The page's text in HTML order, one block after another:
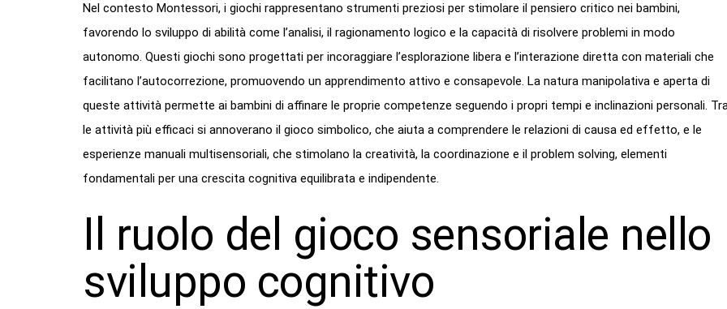
Nel contesto Montessori, i giochi rappresentano strumenti preziosi per stimolare il pensiero critico nei bambini,
favorendo lo sviluppo di abilità come l’analisi, il ragionamento logico e la capacità di risolvere problemi in modo
autonomo. Questi giochi sono progettati per incoraggiare l’esplorazione libera e l’interazione diretta con materiali che
facilitano l’autocorrezione, promuovendo un apprendimento attivo e consapevole. La natura manipolativa e aperta di
queste attività permette ai bambini di affinare le proprie competenze seguendo i propri tempi e inclinazioni personali.
le attività più efficaci si annoverano il gioco simbolico, che aiuta a comprendere le relazioni di causa ed effetto, e le
esperienze manuali multisensoriali, che stimolano la creatività, la coordinazione e il problem solving, elementi
fondamentali per una crescita cognitiva equilibrata e indipendente.
Il ruolo del gioco sensoriale nello
sviluppo cognitivo